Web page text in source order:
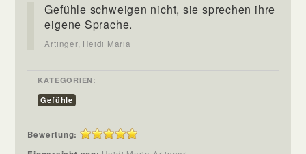
Gefühle schweigen nicht, sie sprechen ihre
eigene Sprache.
Artinger, Heidi Maria
KATEGORIEN:
Gefühle
Bewertung: